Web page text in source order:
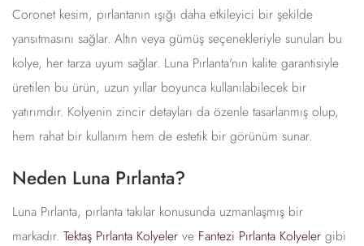
Coronet kesim, pırlantanın ışığı daha etkileyici bir şekilde
yansıtmasını sağlar. Altın veya gümüş seçenekleriyle sunulan bu
kolye, her tarza uyum sağlar. Luna Pırlanta'nın kalite garantisiyle
üretilen bu ürün, uzun yıllar boyunca kullanılabilecek bir
yatırımdır. Kolyenin zincir detayları da özenle tasarlanmış olup,
hem rahat bir kullanım hem de estetik bir görünüm sunar.
Neden Luna Pırlanta?
Luna Pırlanta, pırlanta takılar konusunda uzmanlaşmış bir
markadır. Tektaş Pırlanta Kolyeler ve Fantezi Pırlanta Kolyeler gibi